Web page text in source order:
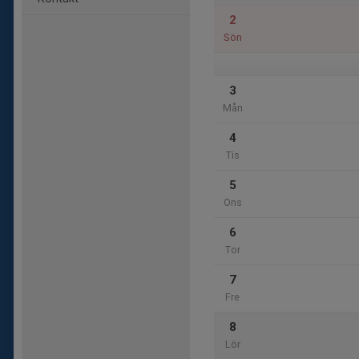
2
Sön
3
Mån
4
Tis
5
Ons
6
Tor
7
Fre
8
Lör